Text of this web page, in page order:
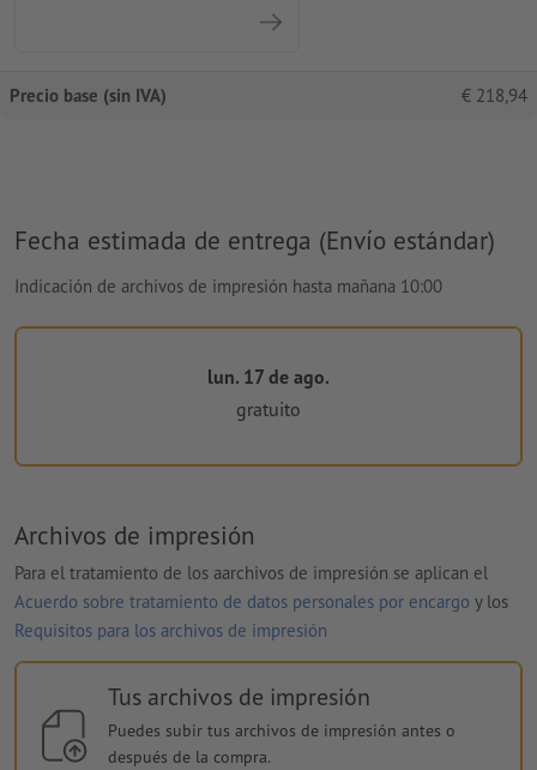
Precio base (sin IVA) € 218,94
Fecha estimada de entrega (Envío estándar)
Indicación de archivos de impresión hasta mañana 10:00
lun. 17 de ago.
gratuito
Archivos de impresión
Para el tratamiento de los aarchivos de impresión se aplican el
Acuerdo sobre tratamiento de datos personales por encargo y los
Requisitos para los archivos de impresión
Tus archivos de impresión
Puedes subir tus archivos de impresión antes o
después de la compra.